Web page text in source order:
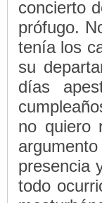
concierto
prófugo.
tenía los
su
días
no quiero
presencia
todo